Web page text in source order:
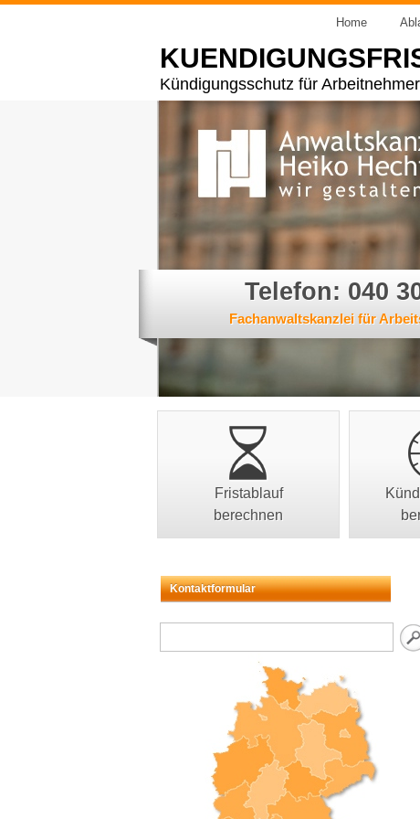
Home
Kündigungsschutz für Arbeitnehmer
Telefon: 040
Fachanwaltskanzlei für
Fristablauf
berechnen
Kontaktformular